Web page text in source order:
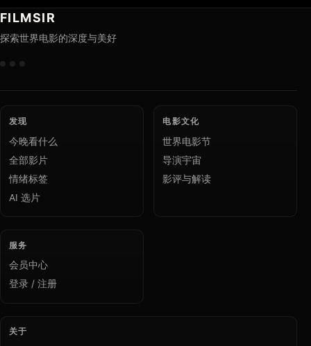
FILMSIR
探索世界电影的深度与美好
发现
今晚看什么
全部影片
情绪标签
AI 选片
电影文化
世界电影节
导演宇宙
影评与解读
服务
会员中心
登录 / 注册
关于